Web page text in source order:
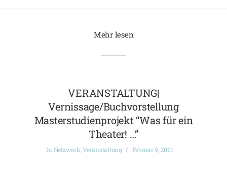
Mehr lesen
VERANSTALTUNG|
Vernissage/Buchvorstellung
Masterstudienprojekt “Was für ein
Theater! …”
In Netzwerk,Veranstaltung Februar 9, 2021